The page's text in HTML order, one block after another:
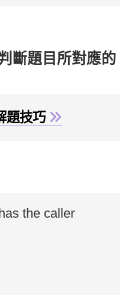
斷題目所對應的
題技巧
the caller